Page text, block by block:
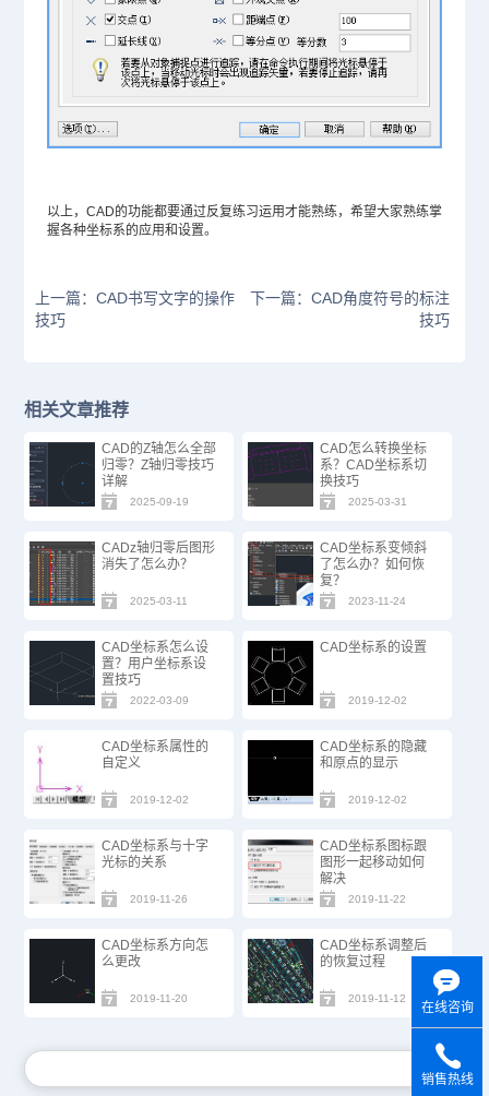
以上，CAD的功能都要通过反复练习运用才能熟练，希望大家熟练掌
握各种坐标系的应用和设置。
上一篇：CAD书写文字的操作
技巧
下一篇：CAD角度符号的标注
技巧
相关文章推荐
CAD的Z轴怎么全部
归零？Z轴归零技巧
详解
2025-09-19
CAD怎么转换坐标
系？CAD坐标系切
换技巧
2025-03-31
CADz轴归零后图形
消失了怎么办？
2025-03-11
CAD坐标系变倾斜
了怎么办？如何恢
复？
2023-11-24
CAD坐标系怎么设
置？用户坐标系设
置技巧
2022-03-09
CAD坐标系的设置
2019-12-02
CAD坐标系属性的
自定义
2019-12-02
CAD坐标系的隐藏
和原点的显示
2019-12-02
CAD坐标系与十字
光标的关系
2019-11-26
CAD坐标系图标跟
图形一起移动如何
解决
2019-11-22
CAD坐标系方向怎
么更改
2019-11-20
CAD坐标系调整后
的恢复过程
2019-11-12
在线咨询
销售热线